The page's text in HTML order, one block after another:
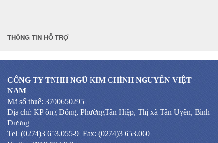
THÔNG TIN HỖ TRỢ
CÔNG TY TNHH NGŨ KIM CHÍNH NGUYÊN VIỆT
NAM
Mã số thuế: 3700650295
Địa chỉ: KP ông Đông, PhườngTân Hiệp, Thị xã Tân Uyên, Bình
Dương
Tel: (0274)3 653.055-9 Fax: (0274)3 653.060